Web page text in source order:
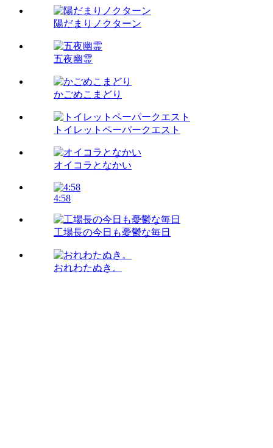
陽だまりノクターン
五夜幽霊
かごめこまどり
トイレットペーパークエスト
オイコラとなかい
4:58
工場長の今日も憂鬱な毎日
おれわたぬき。